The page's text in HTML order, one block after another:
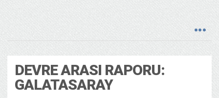
DEVRE ARASI RAPORU:
GALATASARAY